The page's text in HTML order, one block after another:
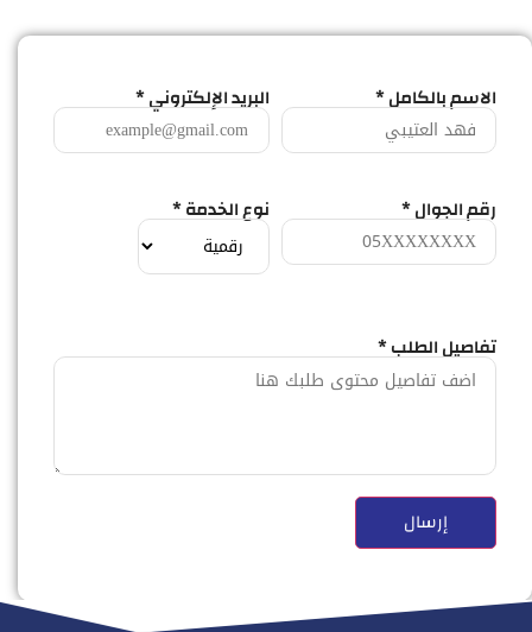
الاسم بالكامل * البريد الإلكتروني *
رقم الجوال * نوع الخدمة *
تفاصيل الطلب *